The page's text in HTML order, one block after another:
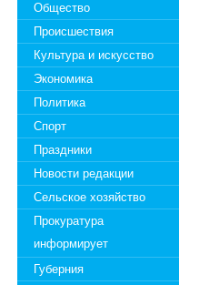
Общество
Происшествия
Культура и искусство
Экономика
Политика
Спорт
Праздники
Новости редакции
Сельское хозяйство
Прокуратура
информирует
Губерния